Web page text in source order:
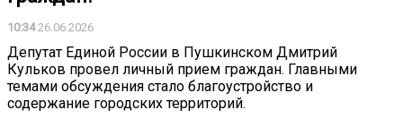
10:3426.06.2026
Депутат Единой России в Пушкинском Дмитрий
Кульков провел личный прием граждан. Главными
темами обсуждения стало благоустройство и
содержание городских территорий.